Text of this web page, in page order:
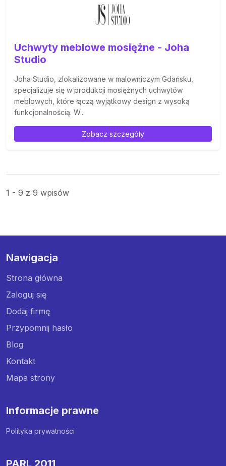
Uchwyty meblowe mosiężne - Joha
Studio
Joha Studio, zlokalizowane w malowniczym Gdańsku,
specjalizuje się w produkcji mosiężnych uchwytów
meblowych, które łączą wyjątkowy design z wysoką
funkcjonalnością. W...
Zobacz szczegóły
1 - 9 z 9 wpisów
Nawigacja
Strona główna
Zaloguj się
Dodaj firmę
Przypomnij hasło
Blog
Kontakt
Mapa strony
Informacje prawne
Polityka prywatności
PARL 2011